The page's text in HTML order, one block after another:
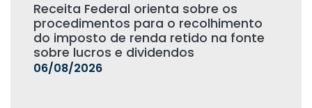
Receita Federal orienta sobre os
procedimentos para o recolhimento
do imposto de renda retido na fonte
sobre lucros e dividendos
06/08/2026